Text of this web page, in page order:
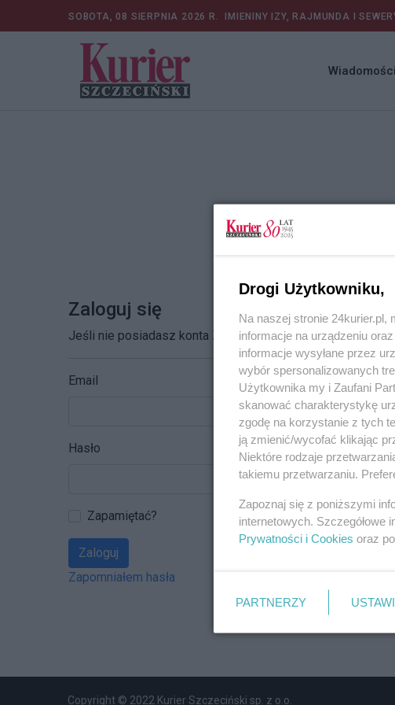
SOBOTA, 08 SIERPNIA 2026 R. IMIENINY IZY, RAJMUNDA I
Wiadomości
Zaloguj się
Jeśli nie posiadasz konta Zarejestruj się
Email
Hasło
Zapamiętać?
Zaloguj
Zapomniałem hasła
Copyright © 2022 Kurier Szczeciński sp. z o.o.
Drogi Użytkowniku,
Na naszej stronie
informacje na urządzeniu
informacje wysyłane przez
wybór spersonalizowanych
Użytkownika my i Zaufani
skanować charakterystykę
zgodę na korzystanie z tych
ją zmienić/wycofać klikając
Niektóre rodzaje
takiemu przetwarzaniu.
Zapoznaj się z poniższymi
internetowych. Szczegółowe
Prywatności i Cookies oraz
PARTNERZY